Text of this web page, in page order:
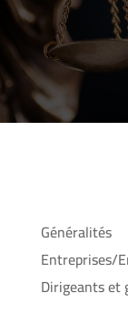
Généralités
Entreprises/
Dirigeants et